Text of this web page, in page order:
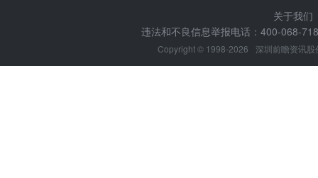
关于我们
违法和不良信息举报电话：400-068-
Copyright © 1998-2026 深圳前瞻资讯股